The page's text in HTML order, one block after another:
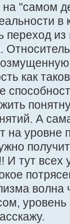
на "самом
в
переход
как
А
на
тут всех
волна
уровень